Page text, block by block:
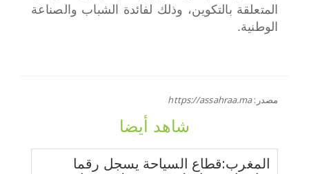
المتعلقة بالتكوين، وذلك لفائدة الشباب والصناعة
الوطنية.
مصدر:https://assahraa.ma
شاهد أيضا
المغرب:قطاع السياحة يسجل رقما